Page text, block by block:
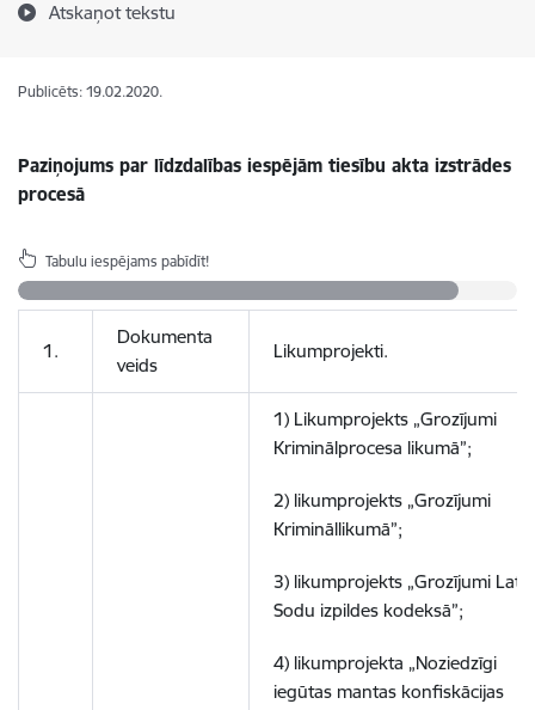
Atskaņot tekstu
Publicēts: 19.02.2020.
Paziņojums par līdzdalības iespējām tiesību akta izstrādes
procesā
Tabulu iespējams pabīdīt!
1.
Dokumenta
veids
Likumprojekti.
1) Likumprojekts „Grozījumi
Kriminālprocesa likumā”;
2) likumprojekts „Grozījumi
Krimināllikumā”;
3) likumprojekts „Grozījumi
Sodu izpildes kodeksā”;
4) likumprojekta „Noziedzīgi
iegūtas mantas konfiskācijas